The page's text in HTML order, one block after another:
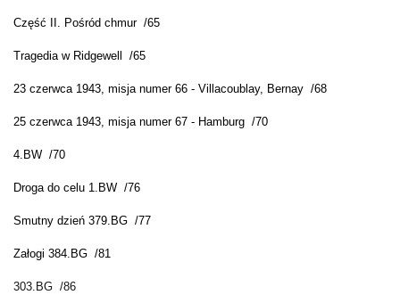
Część II. Pośród chmur /65
Tragedia w Ridgewell /65
23 czerwca 1943, misja numer 66 - Villacoublay, Bernay /68
25 czerwca 1943, misja numer 67 - Hamburg /70
4.BW /70
Droga do celu 1.BW /76
Smutny dzień 379.BG /77
Załogi 384.BG /81
303.BG /86